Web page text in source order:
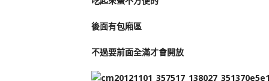
後面有包廂區
不過要前面全滿才會開放